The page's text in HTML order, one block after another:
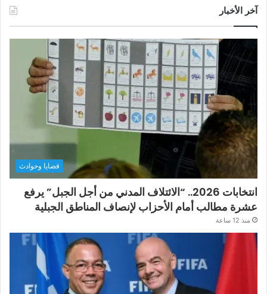
آخر الأخبار
قضايا وحوادث
انتخابات 2026.. “الائتلاف المدني من أجل الجبل” يرفع
عشرة مطالب أمام الأحزاب لإنصاف المناطق الجبلية
منذ 12 ساعة